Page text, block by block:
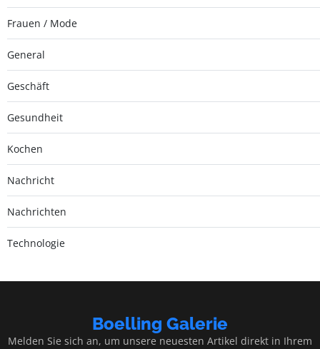
Frauen / Mode
General
Geschäft
Gesundheit
Kochen
Nachricht
Nachrichten
Technologie
Boelling Galerie
Melden Sie sich an, um unsere neuesten Artikel direkt in Ihrem